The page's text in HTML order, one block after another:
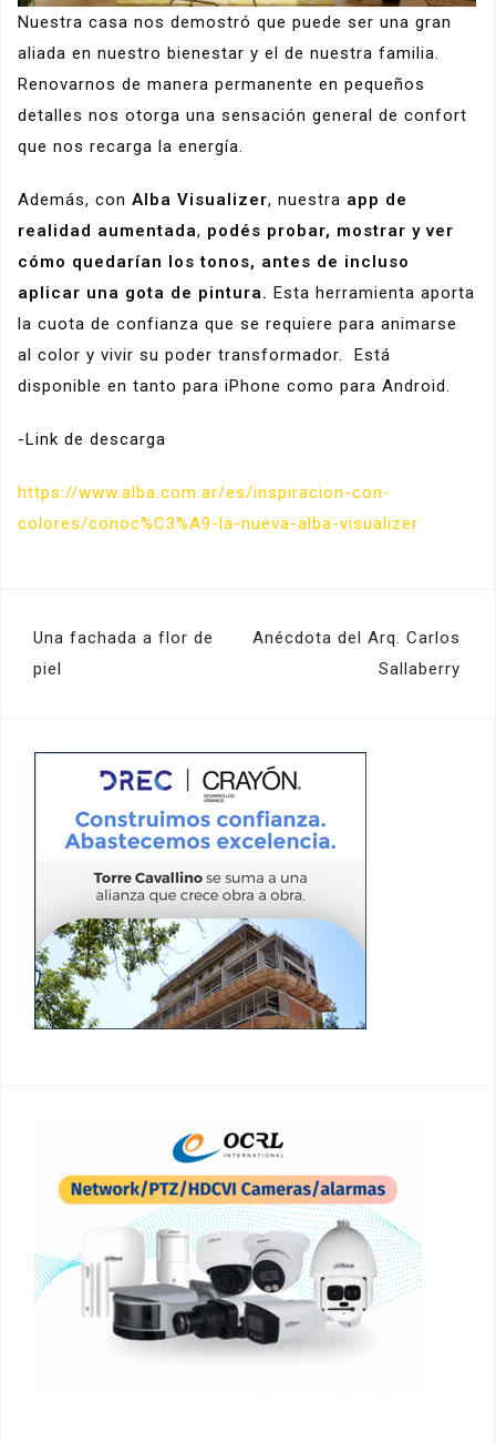
Nuestra casa nos demostró que puede ser una gran
aliada en nuestro bienestar y el de nuestra familia.
Renovarnos de manera permanente en pequeños
detalles nos otorga una sensación general de confort
que nos recarga la energía.
Además, con Alba Visualizer, nuestra app de
realidad aumentada, podés probar, mostrar y ver
cómo quedarían los tonos, antes de incluso
aplicar una gota de pintura. Esta herramienta aporta
la cuota de confianza que se requiere para animarse
al color y vivir su poder transformador. Está
disponible en tanto para iPhone como para Android.
-Link de descarga
https://www.alba.com.ar/es/inspiracion-con-
colores/conoc%C3%A9-la-nueva-alba-visualizer
Navegación
de
Una fachada a flor de
piel
Anécdota del Arq. Carlos
Sallaberry